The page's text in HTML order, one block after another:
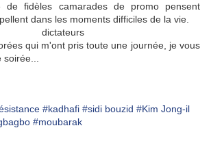
de fidèles camarades de promo pensent
dans les moments difficiles de la vie.
qui m'ont pris toute une journée, je vous
#kadhafi #sidi bouzid #Kim Jong-il
#moubarak